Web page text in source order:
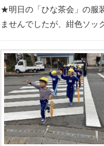
★明日の「ひな茶会」の服
ませんでしたが、紺色ソッ